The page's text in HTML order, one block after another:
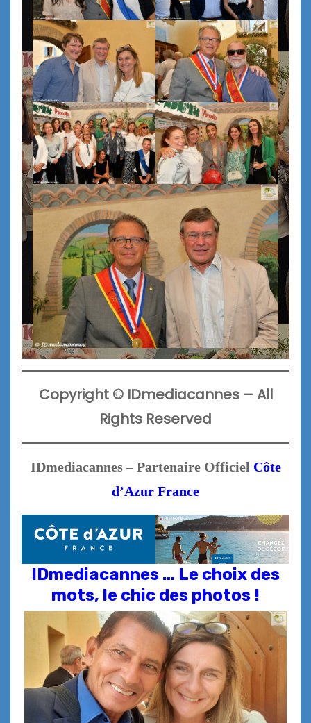
Copyright © IDmediacannes – All
Rights Reserved
IDmediacannes – Partenaire Officiel Côte
d’Azur France
IDmediacannes … Le choix des
mots, le chic des photos !